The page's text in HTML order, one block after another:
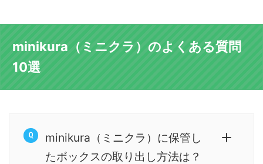
minikura（ミニクラ）のよくある質問
10選
minikura（ミニクラ）に保管し
たボックスの取り出し方法は？